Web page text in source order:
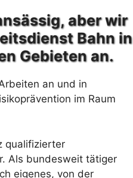
aber wir
Bahn in
Gebieten an.
an und in
im Raum
qualifizierter
Als bundesweit tätiger
eigenes, von der